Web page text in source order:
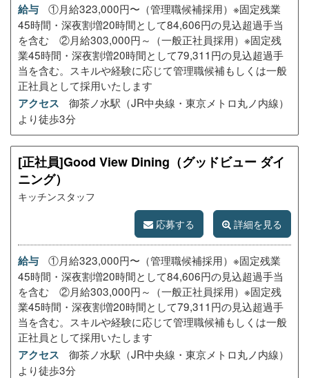
給与
①月給323,000円〜（管理職候補採用）※固定残業
45時間・深夜割増20時間として84,606円の見込超過手当
を含む ②月給303,000円～（一般正社員採用）※固定残
業45時間・深夜割増20時間として79,311円の見込超過手
当を含む。スキルや経験に応じて管理職候補もしくは一般
正社員として採用いたします
アクセス
御茶ノ水駅（JR中央線・東京メトロ丸ノ内線）
より徒歩3分
[正社員]Good View Dining（グッドビュー ダイ
ニング）
キッチンスタッフ
応募する
詳細を見る
給与
①月給323,000円〜（管理職候補採用）※固定残業
45時間・深夜割増20時間として84,606円の見込超過手当
を含む ②月給303,000円～（一般正社員採用）※固定残
業45時間・深夜割増20時間として79,311円の見込超過手
当を含む。スキルや経験に応じて管理職候補もしくは一般
正社員として採用いたします
アクセス
御茶ノ水駅（JR中央線・東京メトロ丸ノ内線）
より徒歩3分